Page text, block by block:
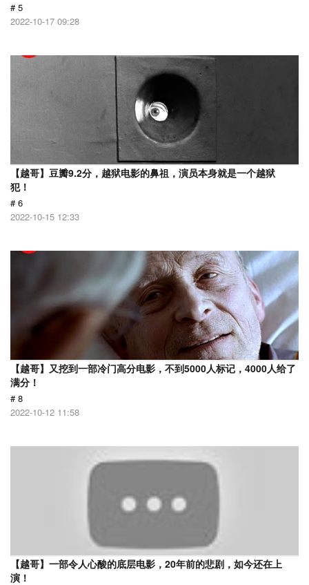
# 5
2022-10-17 09:28
【越哥】豆瓣9.2分，越狱电影的鼻祖，演员本身就是一个越狱
犯！
# 6
2022-10-15 12:33
【越哥】又挖到一部冷门高分电影，不到5000人标记，4000人给了
满分！
# 8
2022-10-12 11:58
【越哥】一部令人心酸的底层电影，20年前的悲剧，如今还在上
演！